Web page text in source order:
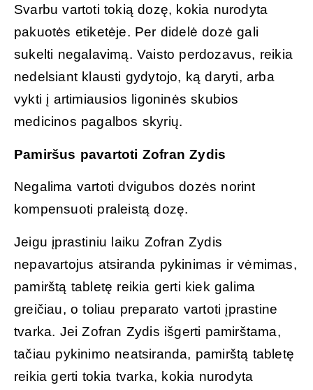
Svarbu vartoti tokią dozę, kokia nurodyta
pakuotės etiketėje. Per didelė dozė gali
sukelti negalavimą. Vaisto perdozavus, reikia
nedelsiant klausti gydytojo, ką daryti, arba
vykti į artimiausios ligoninės skubios
medicinos pagalbos skyrių.
Pamiršus pavartoti Zofran Zydis
Negalima vartoti dvigubos dozės norint
kompensuoti praleistą dozę.
Jeigu įprastiniu laiku Zofran Zydis
nepavartojus atsiranda pykinimas ir vėmimas,
pamirštą tabletę reikia gerti kiek galima
greičiau, o toliau preparato vartoti įprastine
tvarka. Jei Zofran Zydis išgerti pamirštama,
tačiau pykinimo neatsiranda, pamirštą tabletę
reikia gerti tokia tvarka, kokia nurodyta